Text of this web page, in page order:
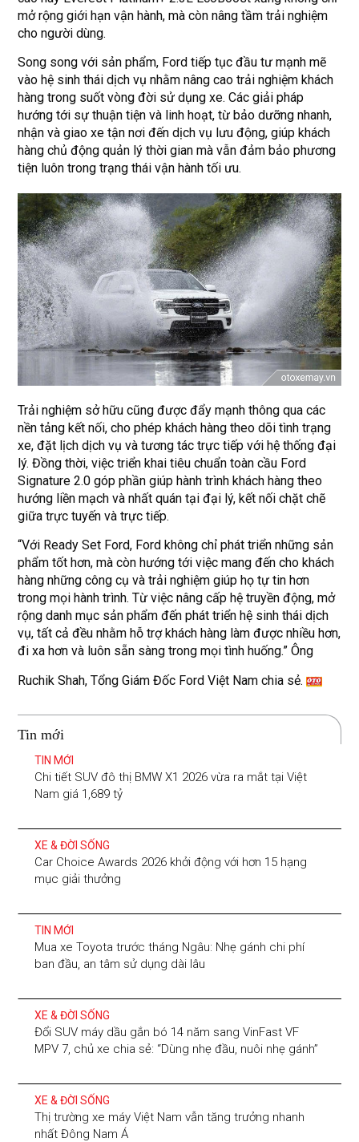
mở rộng giới hạn vận hành, mà còn nâng tầm trải nghiệm
cho người dùng.
Song song với sản phẩm, Ford tiếp tục đầu tư mạnh mẽ
vào hệ sinh thái dịch vụ nhằm nâng cao trải nghiệm khách
hàng trong suốt vòng đời sử dụng xe. Các giải pháp
hướng tới sự thuận tiện và linh hoạt, từ bảo dưỡng nhanh,
nhận và giao xe tận nơi đến dịch vụ lưu động, giúp khách
hàng chủ động quản lý thời gian mà vẫn đảm bảo phương
tiện luôn trong trạng thái vận hành tối ưu.
Trải nghiệm sở hữu cũng được đẩy mạnh thông qua các
nền tảng kết nối, cho phép khách hàng theo dõi tình trạng
xe, đặt lịch dịch vụ và tương tác trực tiếp với hệ thống đại
lý. Đồng thời, việc triển khai tiêu chuẩn toàn cầu Ford
Signature 2.0 góp phần giúp hành trình khách hàng theo
hướng liền mạch và nhất quán tại đại lý, kết nối chặt chẽ
giữa trực tuyến và trực tiếp.
“Với Ready Set Ford, Ford không chỉ phát triển những sản
phẩm tốt hơn, mà còn hướng tới việc mang đến cho khách
hàng những công cụ và trải nghiệm giúp họ tự tin hơn
trong mọi hành trình. Từ việc nâng cấp hệ truyền động, mở
rộng danh mục sản phẩm đến phát triển hệ sinh thái dịch
vụ, tất cả đều nhằm hỗ trợ khách hàng làm được nhiều hơn,
đi xa hơn và luôn sẵn sàng trong mọi tình huống.” Ông
Ruchik Shah, Tổng Giám Đốc Ford Việt Nam chia sẻ.
Tin mới
TIN MỚI
Chi tiết SUV đô thị BMW X1 2026 vừa ra mắt tại Việt
Nam giá 1,689 tỷ
XE & ĐỜI SỐNG
Car Choice Awards 2026 khởi động với hơn 15 hạng
mục giải thưởng
TIN MỚI
Mua xe Toyota trước tháng Ngâu: Nhẹ gánh chi phí
ban đầu, an tâm sử dụng dài lâu
XE & ĐỜI SỐNG
Đổi SUV máy dầu gắn bó 14 năm sang VinFast VF
MPV 7, chủ xe chia sẻ: “Dùng nhẹ đầu, nuôi nhẹ gánh”
XE & ĐỜI SỐNG
Thị trường xe máy Việt Nam vẫn tăng trưởng nhanh
nhất Đông Nam Á